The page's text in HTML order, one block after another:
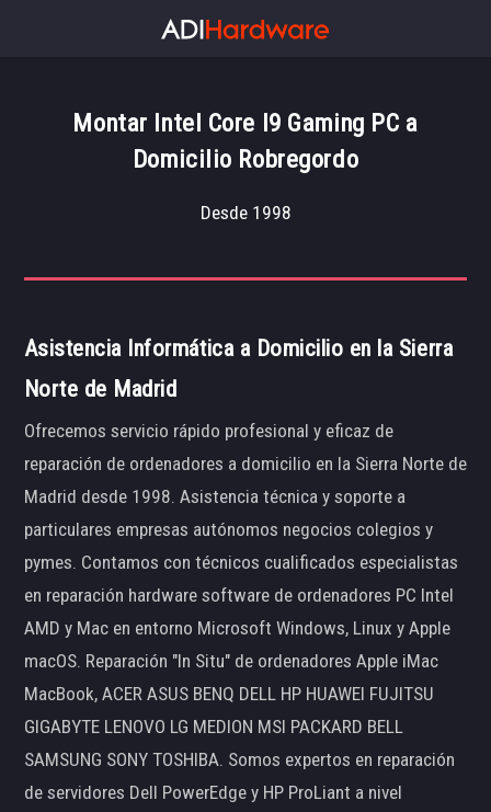
Montar Intel Core I9 Gaming PC a
Domicilio Robregordo
Desde 1998
Asistencia Informática a Domicilio en la Sierra
Norte de Madrid
Ofrecemos servicio rápido profesional y eficaz de
reparación de ordenadores a domicilio en la Sierra Norte de
Madrid desde 1998. Asistencia técnica y soporte a
particulares empresas autónomos negocios colegios y
pymes. Contamos con técnicos cualificados especialistas
en reparación hardware software de ordenadores PC Intel
AMD y Mac en entorno Microsoft Windows, Linux y Apple
macOS. Reparación "In Situ" de ordenadores Apple iMac
MacBook, ACER ASUS BENQ DELL HP HUAWEI FUJITSU
GIGABYTE LENOVO LG MEDION MSI PACKARD BELL
SAMSUNG SONY TOSHIBA. Somos expertos en reparación
de servidores Dell PowerEdge y HP ProLiant a nivel